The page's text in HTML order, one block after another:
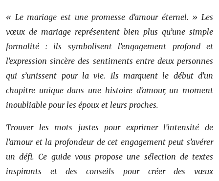
« Le mariage est une promesse d’amour éternel. » Les
vœux de mariage représentent bien plus qu’une simple
formalité : ils symbolisent l’engagement profond et
l’expression sincère des sentiments entre deux personnes
qui s’unissent pour la vie. Ils marquent le début d’un
chapitre unique dans une histoire d’amour, un moment
inoubliable pour les époux et leurs proches.
Trouver les mots justes pour exprimer l’intensité de
l’amour et la profondeur de cet engagement peut s’avérer
un défi. Ce guide vous propose une sélection de textes
inspirants et des conseils pour créer des vœux